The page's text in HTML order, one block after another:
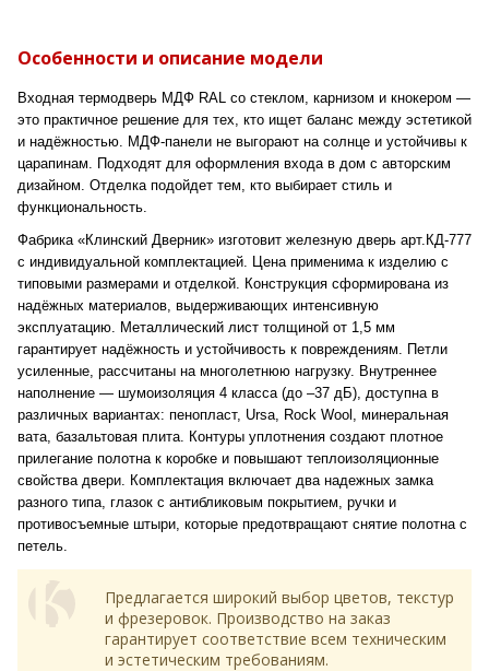
Особенности и описание модели
Входная термодверь МДФ RAL со стеклом, карнизом и кнокером —
это практичное решение для тех, кто ищет баланс между эстетикой
и надёжностью. МДФ-панели не выгорают на солнце и устойчивы к
царапинам. Подходят для оформления входа в дом с авторским
дизайном. Отделка подойдет тем, кто выбирает стиль и
функциональность.
Фабрика «Клинский Дверник» изготовит железную дверь арт.КД-777
с индивидуальной комплектацией. Цена применима к изделию с
типовыми размерами и отделкой. Конструкция сформирована из
надёжных материалов, выдерживающих интенсивную
эксплуатацию. Металлический лист толщиной от 1,5 мм
гарантирует надёжность и устойчивость к повреждениям. Петли
усиленные, рассчитаны на многолетнюю нагрузку. Внутреннее
наполнение — шумоизоляция 4 класса (до –37 дБ), доступна в
различных вариантах: пенопласт, Ursa, Rock Wool, минеральная
вата, базальтовая плита. Контуры уплотнения создают плотное
прилегание полотна к коробке и повышают теплоизоляционные
свойства двери. Комплектация включает два надежных замка
разного типа, глазок с антибликовым покрытием, ручки и
противосъемные штыри, которые предотвращают снятие полотна с
петель.
Предлагается широкий выбор цветов, текстур
и фрезеровок. Производство на заказ
гарантирует соответствие всем техническим
и эстетическим требованиям.